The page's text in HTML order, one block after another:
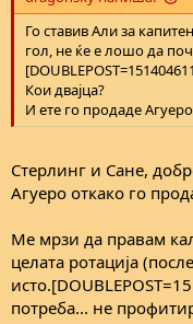
Го ставив Али за
гол, не ќе е лошо да
Кои двајца?
И ете го продаде
Стерлинг и Сане,
Агуеро откако го
Ме мрзи да правам
целата ротација
потреба... не